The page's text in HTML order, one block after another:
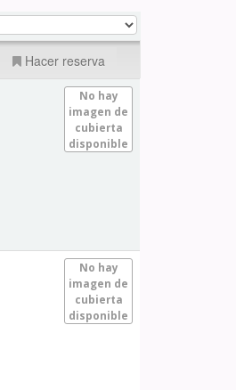
Hacer reserva
No hay
imagen de
cubierta
disponible
No hay
imagen de
cubierta
disponible